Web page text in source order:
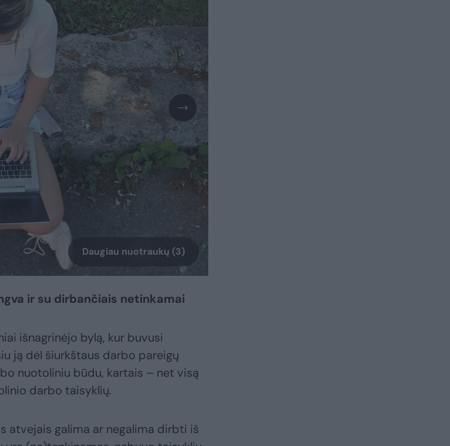
Daugiau nuotraukų (3)
ir su dirbančiais netinkamai
išnagrinėjo bylą, kur buvusi
ją dėl šiurkštaus darbo pareigų
nuotoliniu būdu, kartais – net visą
darbo taisyklių.
atvejais galima ar negalima dirbti iš